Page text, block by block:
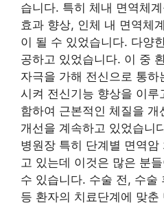
습니다. 특히 체내 면역체
효과 향상, 인체 내 면역체
이 될 수 있었습니다. 다양
공하고 있었습니다. 이 중
자극을 가해 전신으로 통
시켜 전신기능 향상을 이루
함하여 근본적인 체질을 개
개선을 계속하고 있었습니
병원장 특히 단계별 면역
고 있는데 이것은 많은 분
수 있습니다. 수술 전, 수술
등 환자의 치료단계에 맞